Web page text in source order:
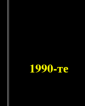
1990-те